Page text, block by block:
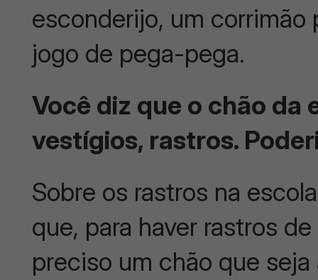
esconderijo, um
jogo de pega-pega.
Você diz que o chão da
vestígios, rastros.
Sobre os rastros na
que, para haver rastros
preciso um chão que